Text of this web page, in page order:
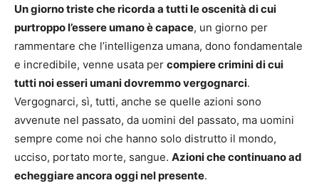
Un giorno triste che ricorda a tutti le oscenità di cui
purtroppo l’essere umano è capace, un giorno per
rammentare che l’intelligenza umana, dono fondamentale
e incredibile, venne usata per compiere crimini di cui
tutti noi esseri umani dovremmo vergognarci.
Vergognarci, sì, tutti, anche se quelle azioni sono
avvenute nel passato, da uomini del passato, ma uomini
sempre come noi che hanno solo distrutto il mondo,
ucciso, portato morte, sangue. Azioni che continuano ad
echeggiare ancora oggi nel presente.